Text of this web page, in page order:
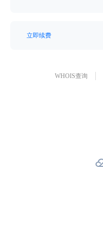
立即续费
WHOIS查询